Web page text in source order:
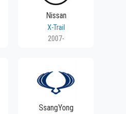
Nissan
X-Trail
2007-
SsangYong